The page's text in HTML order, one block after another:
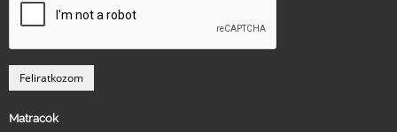
Matracok